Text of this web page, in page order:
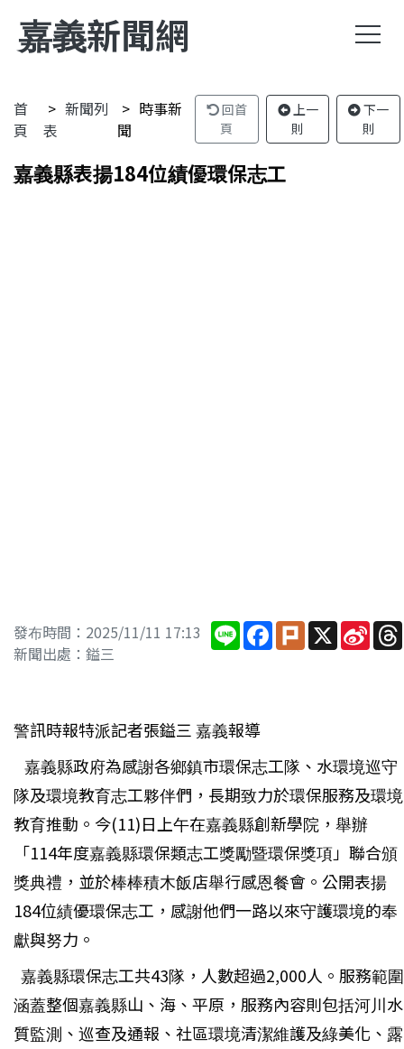
嘉義新聞網
首
頁
新聞列
表
時事新
聞
回首
頁
上一
則
下一
則
嘉義縣表揚184位績優環保志工
發布時間：2025/11/11 17:13
新聞出處：鎰三
Line Facebook
PlurkX Sina
警訊時報特派記者張鎰三 嘉義報導
嘉義縣政府為感謝各鄉鎮市環保志工隊、水環境巡守
隊及環境教育志工夥伴們，長期致力於環保服務及環境
教育推動。今(11)日上午在嘉義縣創新學院，舉辦
「114年度嘉義縣環保類志工獎勵暨環保獎項」聯合頒
獎典禮，並於棒棒積木飯店舉行感恩餐會。公開表揚
184位績優環保志工，感謝他們一路以來守護環境的奉
獻與努力。
嘉義縣環保志工共43隊，人數超過2,000人。服務範圍
涵蓋整個嘉義縣山、海、平原，服務內容則包括河川水
質監測、巡查及通報、社區環境清潔維護及綠美化、露